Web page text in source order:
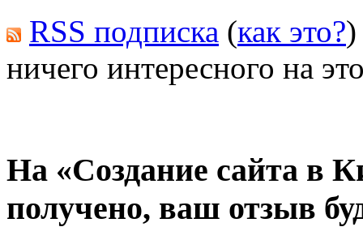
RSS подписка (как это?)
ничего интересного на
На «Создание сайта в
получено, ваш отзыв